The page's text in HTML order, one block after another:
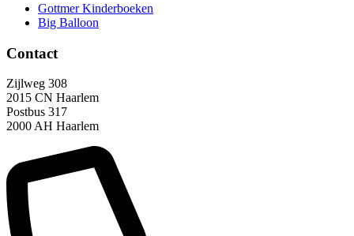
Gottmer Kinderboeken
Big Balloon
Contact
Zijlweg 308
2015 CN Haarlem
Postbus 317
2000 AH Haarlem